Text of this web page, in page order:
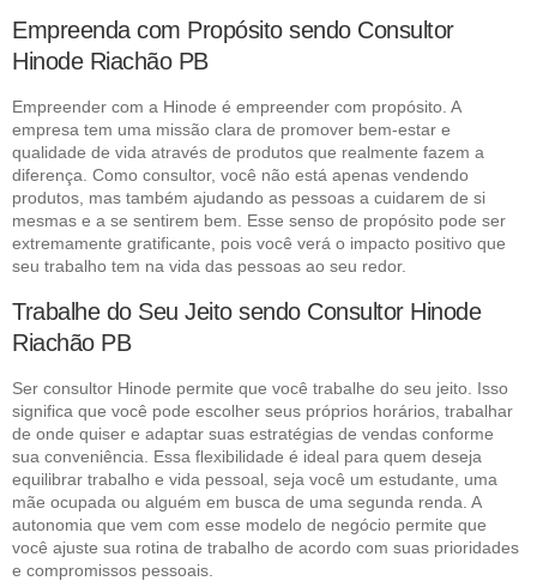
Empreenda com Propósito sendo Consultor
Hinode Riachão PB
Empreender com a Hinode é empreender com propósito. A
empresa tem uma missão clara de promover bem-estar e
qualidade de vida através de produtos que realmente fazem a
diferença. Como consultor, você não está apenas vendendo
produtos, mas também ajudando as pessoas a cuidarem de si
mesmas e a se sentirem bem. Esse senso de propósito pode ser
extremamente gratificante, pois você verá o impacto positivo que
seu trabalho tem na vida das pessoas ao seu redor.
Trabalhe do Seu Jeito sendo Consultor Hinode
Riachão PB
Ser consultor Hinode permite que você trabalhe do seu jeito. Isso
significa que você pode escolher seus próprios horários, trabalhar
de onde quiser e adaptar suas estratégias de vendas conforme
sua conveniência. Essa flexibilidade é ideal para quem deseja
equilibrar trabalho e vida pessoal, seja você um estudante, uma
mãe ocupada ou alguém em busca de uma segunda renda. A
autonomia que vem com esse modelo de negócio permite que
você ajuste sua rotina de trabalho de acordo com suas prioridades
e compromissos pessoais.